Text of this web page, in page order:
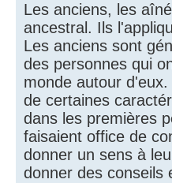
Les anciens, les
ancestral. Ils
Les anciens sont
des personnes qui
monde autour
de certaines
dans les premières
faisaient office de
donner un sens à
donner des conseils